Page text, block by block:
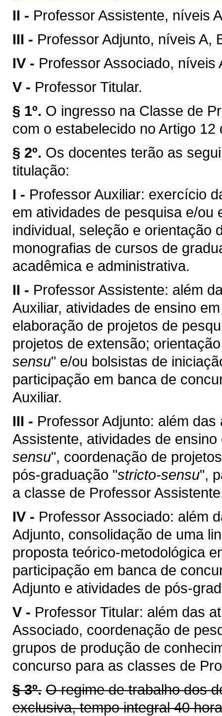
II - Professor Assistente, níveis
III - Professor Adjunto, níveis A,
IV - Professor Associado, níveis
V - Professor Titular.
§ 1º. O ingresso na Classe de
com o estabelecido no Artigo 12
§ 2º. Os docentes terão as
titulação:
I - Professor Auxiliar: exercício
em atividades de pesquisa e/
individual, seleção e orientação
monografias de cursos de
acadêmica e administrativa.
II - Professor Assistente: além
Auxiliar, atividades de ensino
elaboração de projetos de
projetos de extensão;
sensu" e/ou bolsistas de
participação em banca de
Auxiliar.
III - Professor Adjunto: além
Assistente, atividades de
sensu", coordenação de
pós-graduação "stricto-sensu",
a classe de Professor
IV - Professor Associado: além
Adjunto, consolidação de uma
proposta teórico-metodológica
participação em banca de
Adjunto e atividades de pós-
V - Professor Titular: além das
Associado, coordenação de
grupos de produção de
concurso para as classes de
§ 3º. O regime de trabalho dos
exclusiva, tempo integral 40